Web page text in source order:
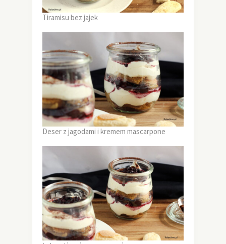
Tiramisu bez jajek
Deser z jagodami i kremem mascarpone